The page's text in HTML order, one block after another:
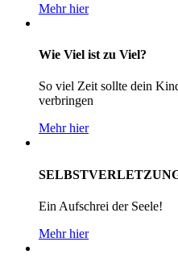
Mehr hier
Wie Viel ist zu Viel?
So viel Zeit sollte dein
verbringen
Mehr hier
Ein Aufschrei der Seele!
Mehr hier